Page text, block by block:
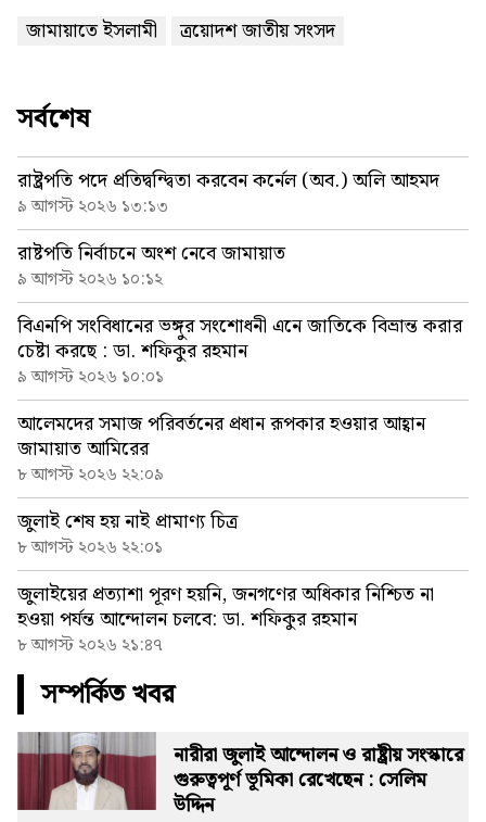
জামায়াতে ইসলামী
ত্রয়োদশ জাতীয় সংসদ
সর্বশেষ
রাষ্ট্রপতি পদে প্রতিদ্বন্দ্বিতা করবেন কর্নেল (অব.) অলি আহমদ
৯ আগস্ট ২০২৬ ১৩:১৩
রাষ্টপতি নির্বাচনে অংশ নেবে জামায়াত
৯ আগস্ট ২০২৬ ১০:১২
বিএনপি সংবিধানের ভঙ্গুর সংশোধনী এনে জাতিকে বিভ্রান্ত করার
চেষ্টা করছে : ডা. শফিকুর রহমান
৯ আগস্ট ২০২৬ ১০:০১
আলেমদের সমাজ পরিবর্তনের প্রধান রূপকার হওয়ার আহ্বান
জামায়াত আমিরের
৮ আগস্ট ২০২৬ ২২:০৯
জুলাই শেষ হয় নাই প্রামাণ্য চিত্র
৮ আগস্ট ২০২৬ ২২:০১
জুলাইয়ের প্রত্যাশা পূরণ হয়নি, জনগণের অধিকার নিশ্চিত না
হওয়া পর্যন্ত আন্দোলন চলবে: ডা. শফিকুর রহমান
৮ আগস্ট ২০২৬ ২১:৪৭
সম্পর্কিত খবর
নারীরা জুলাই আন্দোলন ও রাষ্ট্রীয় সংস্কারে
গুরুত্বপূর্ণ ভূমিকা রেখেছেন : সেলিম
উদ্দিন